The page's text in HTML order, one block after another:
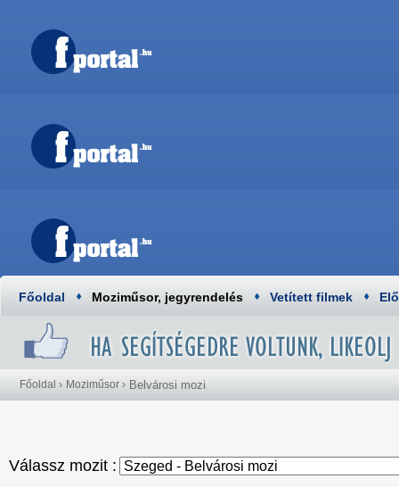
Főoldal Moziműsor, jegyrendelés Vetített filmek
Főoldal › Moziműsor › Belvárosi mozi
Válassz mozit :